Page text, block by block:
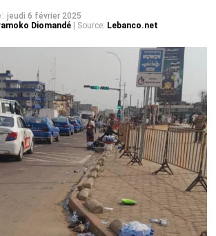
: jeudi 6 février 2025
Diomandé | Source: Lebanco.net